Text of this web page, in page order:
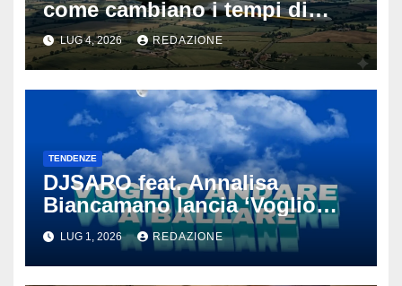
come cambiano i tempi di
attenzione nell’intrattenimento
digitale
LUG 4, 2026 REDAZIONE
TENDENZE
DJSARO feat. Annalisa
Biancamano lancia ‘Voglio
andare a ballare’: il
tormentone latino che punta a
conquistare l’estate 2026
LUG 1, 2026 REDAZIONE